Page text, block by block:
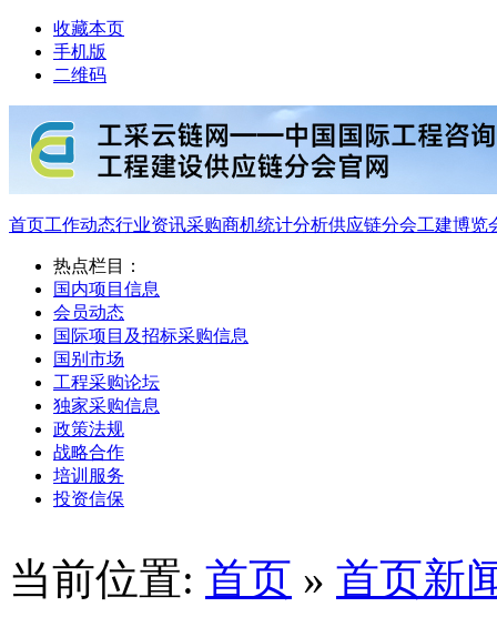
收藏本页
手机版
二维码
首页工作动态行业资讯采购商机统计分析供应链分会工建博览
热点栏目：
国内项目信息
会员动态
国际项目及招标采购信息
国别市场
工程采购论坛
独家采购信息
政策法规
战略合作
培训服务
投资信保
当前位置: 首页 » 首页新